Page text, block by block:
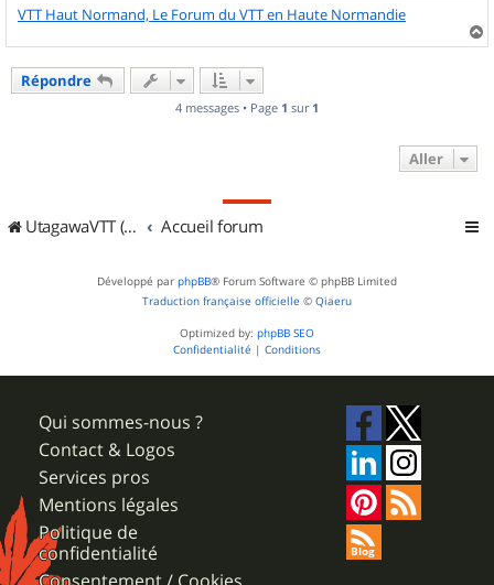
VTT Haut Normand, Le Forum du VTT en Haute Normandie
a
Répondre
4 messages • Page 1 sur 1
Aller
UtagawaVTT (Randos VTT et VTTAE avec traces GPS) Accueil forum
Développé par phpBB® Forum Software © phpBB Limited
Traduction française officielle © Qiaeru
Optimized by: phpBB SEO
Confidentialité | Conditions
Qui sommes-nous ?
Contact & Logos
Services pros
Mentions légales
Politique de
confidentialité